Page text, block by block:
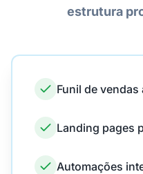
estrutura
Funil de
Landing pages
Automações